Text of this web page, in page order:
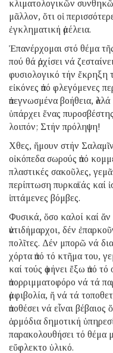
κλιματολογικῶν
μᾶλλον, ὅτι οἱ
ἐγκληματική ἀμέλεια.
Ἐπανέρχομαι στό θέμα
πού θά ἀρχίσει νά
φυσιολογικό τήν ἔκρηξη
εἰκόνες ἀπό φλεγόμενες
ἀπεγνωσμένα βοήθεια,
ὑπάρχει ἕνας
λοιπόν; Στήν πρόληψη!
Χθες, ἤμουν στήν
οἰκόπεδα σωρούς ἀπό
πλαστικές σακοῦλες,
περίπτωση πυρκαϊάς καί
ἱπτάμενες βόμβες.
Φυσικά, ὅσο καλοί καί ἄν
ἀντιδήμαρχοι, δέν
πολῖτες. Δέν μπορῶ νά
χόρτα ἀπό τό κτῆμα του,
καί τούς ἀφήνει ἔξω ἀπό
ἀπορριμματοφόρο νά τά
ἀμφιβολία, ἤ νά τά
ἀποθέσει νά εἶναι βέβαιος
ἁρμόδια δημοτική
παρακολουθήσει τό θέμα
εὔφλεκτο ὑλικό.